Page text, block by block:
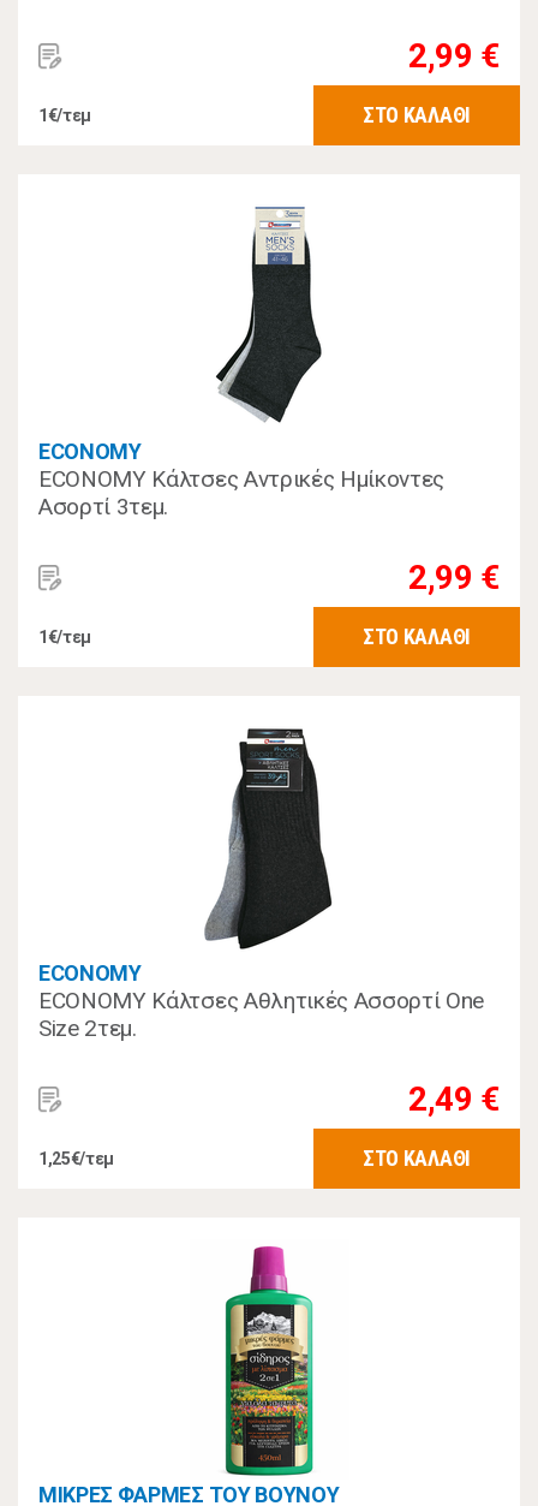
2,99 €
1€/τεμ ΣΤΟ ΚΑΛΑΘΙ
ECONOMY
ECONOMY Κάλτσες Αντρικές Ημίκοντες
Ασορτί 3τεμ.
2,99 €
1€/τεμ ΣΤΟ ΚΑΛΑΘΙ
ECONOMY
ECONOMY Κάλτσες Αθλητικές Ασσορτί One
Size 2τεμ.
2,49 €
1,25€/τεμ ΣΤΟ ΚΑΛΑΘΙ
ΜΙΚΡΕΣ ΦΑΡΜΕΣ ΤΟΥ ΒΟΥΝΟΥ